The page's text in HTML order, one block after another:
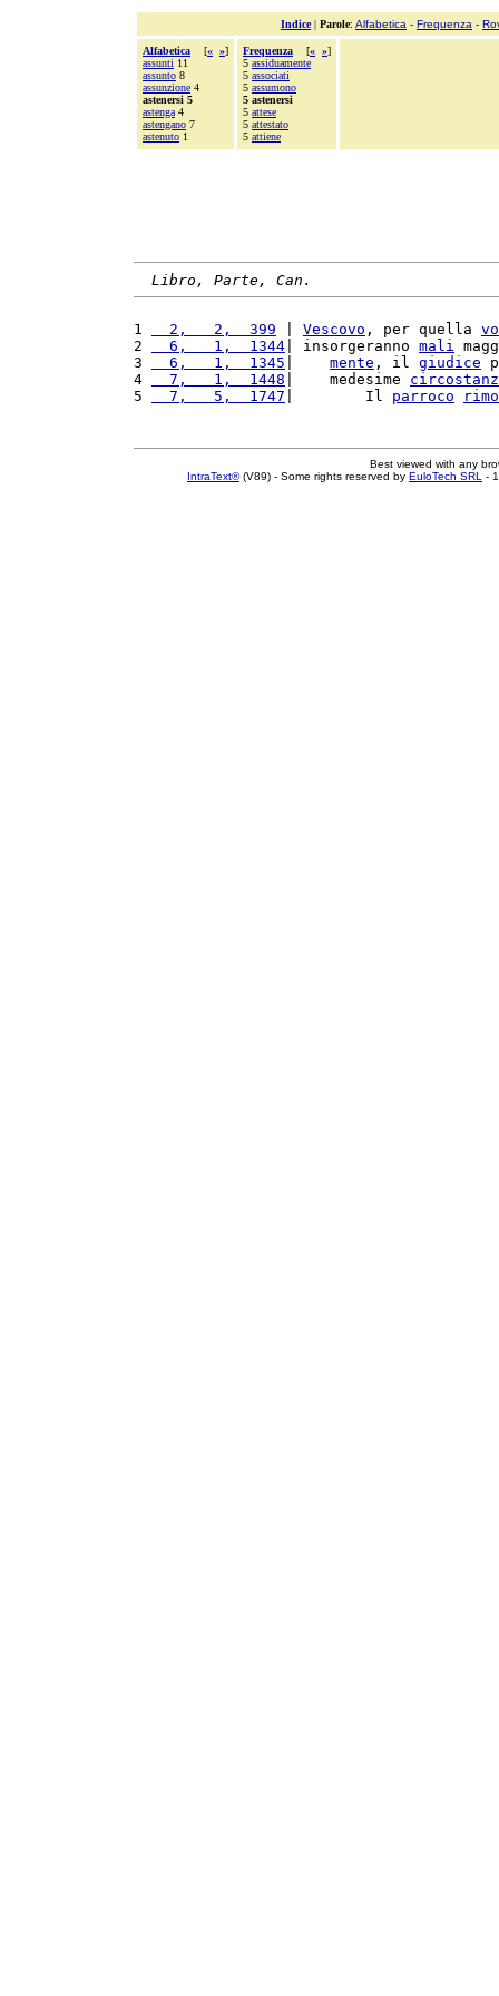
Indice| Parole: Alfabetica - Frequenza -
Alfabetica [« »]
assunti 11
assunto 8
assunzione 4
astenersi 5
astenga 4
astengano 7
astenuto 1
Frequenza [« »]
5 assiduamente
5 associati
5 assumono
5 astenersi
5 attese
5 attestato
5 attiene
Libro, Parte, Can.
1
  2,   2,  399
Vescovo , per quella
2
  6,   1,  1344
| insorgeranno mali
3
  6,   1,  1345
mente , il giudice
4
  7,   1,  1448
|    medesime
5
  7,   5,  1747
|        Il parroco
Best viewed with any
IntraText®(V89) - Some rights reserved by EuloTech SRL -